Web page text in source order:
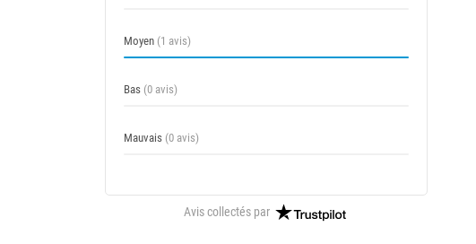
Moyen (1 avis)
Bas (0 avis)
Mauvais (0 avis)
Avis collectés par